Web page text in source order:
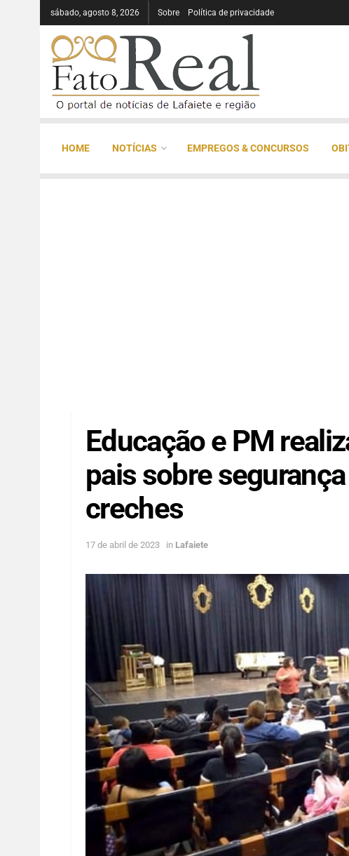
sábado, agosto 8, 2026 Sobre Política de privacidade
HOME NOTÍCIAS EMPREGOS & CONCURSOS
Educação e PM
pais sobre
creches
17 de abril de 2023 in Lafaiete